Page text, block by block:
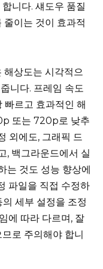
니다. 섀도우 품질
줄이는 것이 효과적
해상도는 시각적으
니다. 프레임 속도
빠르고 효과적인 해
또는 720p로 낮추
외에도, 그래픽 드
, 백그라운드에서 실
는 것도 성능 향상에
파일을 직접 수정하
세부 설정을 조정
에 따라 다르며, 잘
로 주의해야 합니